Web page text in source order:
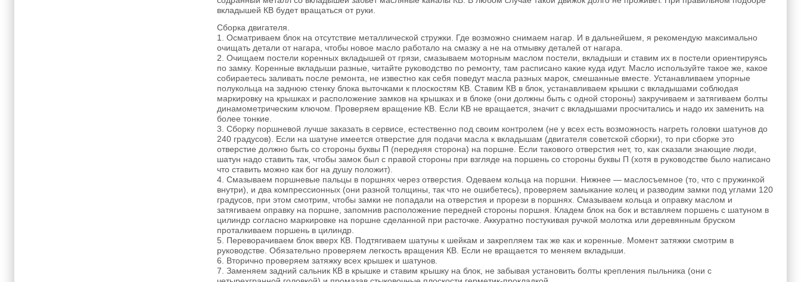
вкладышей КВ будет вращаться от руки.
Сборка двигателя.
1. Осматриваем блок на отсутствие металлической стружки. Где возможно снимаем нагар. И в дальнейшем, я рекомендую максимально
очищать детали от нагара, чтобы новое масло работало на смазку а не на отмывку деталей от нагара.
2. Очищаем постели коренных вкладышей от грязи, смазываем моторным маслом постели, вкладыши и ставим их в постели ориентируясь
по замку. Коренные вкладыши разные, читайте руководство по ремонту, там расписано какие куда идут. Масло используйте такое же, какое
собираетесь заливать после ремонта, не известно как себя поведут масла разных марок, смешанные вместе. Устанавливаем упорные
полукольца на заднюю стенку блока выточками к плоскостям КВ. Ставим КВ в блок, устанавливаем крышки с вкладышами соблюдая
маркировку на крышках и расположение замков на крышках и в блоке (они должны быть с одной стороны) закручиваем и затягиваем болты
динамометрическим ключом. Проверяем вращение КВ. Если КВ не вращается, значит с вкладышами просчитались и надо их заменить на
более тонкие.
3. Сборку поршневой лучше заказать в сервисе, естественно под своим контролем (не у всех есть возможность нагреть головки шатунов до
240 градусов). Если на шатуне имеется отверстие для подачи масла к вкладышам (двигателя советской сборки), то при сборке это
отверстие должно быть со стороны буквы П (передняя сторона) на поршне. Если такового отверстия нет, то, как сказали знающие люди,
шатун надо ставить так, чтобы замок был с правой стороны при взгляде на поршень со стороны буквы П (хотя в руководстве было написано
что ставить можно как бог на душу положит).
4. Смазываем поршневые пальцы в поршнях через отверстия. Одеваем кольца на поршни. Нижнее — маслосъемное (то, что с пружинкой
внутри), и два компрессионных (они разной толщины, так что не ошибетесь), проверяем замыкание колец и разводим замки под углами 120
градусов, при этом смотрим, чтобы замки не попадали на отверстия и прорези в поршнях. Смазываем кольца и оправку маслом и
затягиваем оправку на поршне, запомнив расположение передней стороны поршня. Кладем блок на бок и вставляем поршень с шатуном в
цилиндр согласно маркировке на поршне сделанной при расточке. Аккуратно постукивая ручкой молотка или деревянным бруском
проталкиваем поршень в цилиндр.
5. Переворачиваем блок вверх КВ. Подтягиваем шатуны к шейкам и закрепляем так же как и коренные. Момент затяжки смотрим в
руководстве. Обязательно проверяем легкость вращения КВ. Если не вращается то меняем вкладыши.
6. Вторично проверяем затяжку всех крышек и шатунов.
7. Заменяем задний сальник КВ в крышке и ставим крышку на блок, не забывая установить болты крепления пыльника (они с